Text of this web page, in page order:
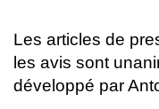
Les articles de
les avis sont
développé par